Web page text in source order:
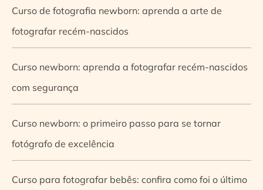
Curso de fotografia newborn: aprenda a arte de
fotografar recém-nascidos
Curso newborn: aprenda a fotografar recém-nascidos
com segurança
Curso newborn: o primeiro passo para se tornar
fotógrafo de excelência
Curso para fotografar bebês: confira como foi o último